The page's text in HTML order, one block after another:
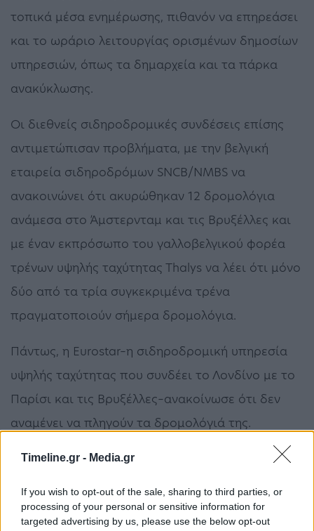
Timeline.gr - Media.gr
If you wish to opt-out of the sale, sharing to third parties, or
processing of your personal or sensitive information for
targeted advertising by us, please use the below opt-out
τοπικά μέσα ενημέρωσης, πιθανόν να επηρεάσει
και το ωράριο λειτουργίας ορισμένων δημοσίων
υπηρεσιών, όπως τα δημαρχεία και τα πάρκα
ανακύκλωσης.
Οι διεθνείς σιδηροδρομικές συνδέσεις επίσης
αντιμετώπισαν προβλήματα, με την βελγική
εταιρεία σιδηροδρόμων SNCB/NMBS να
ανακοινώνει ότι ακυρώθηκαν 12 δρομολόγια
ανάμεσα στο Άμστερνταμ και τις Βρυξέλλες και
με έναν εκπρόσωπο του γαλλοβελγικού φορέα
τρένων υψηλής ταχύτητας Τhalys να λέει ότι μόνο
δύο από τα τρία συγκεκριμένα τρένα
πραγματοποιούν σήμερα δρομολόγια.
Πάντως, η Eurostar–η σιδηροδρομική υπηρεσία
υψηλής ταχύτητας που συνδέει το Λονδίνο με το
Παρίσι και τις Βρυξέλλες–ανακοίνωσε ότι δεν
αναμένει να πληγούν τα δρομολόγιά της.
Η σημερινή απεργία εντάσσεται σε αυτό που τα
και δράσης” για την καταγγελλόμενη